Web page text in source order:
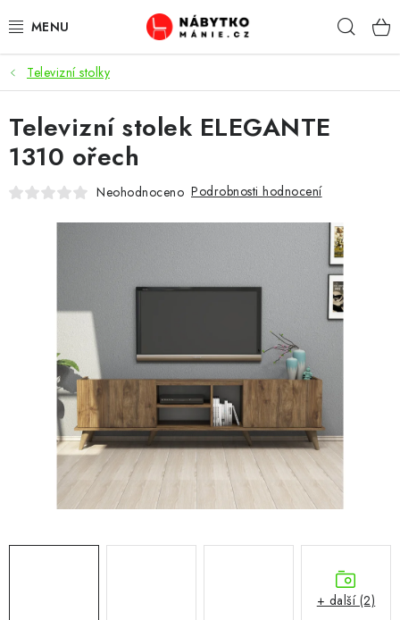
na
OBÝVACÍ POKOJ
KUCHYŇ A JÍDELNA
LOŽNICE
KOUPELNA A WC
PŘEDSÍŇ
CHOVATELSKÉ POTŘEBY
DOPLŇKY A DEKORACE
OSTATNÍ
Televizní stolky
Televizní stolek ELEGANTE
1310 ořech
Neohodnoceno Podrobnosti hodnocení
+ další (2)